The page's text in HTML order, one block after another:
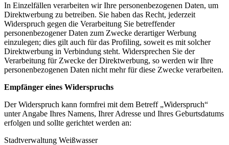
In Einzelfällen verarbeiten wir Ihre personenbezogenen Daten, um
Direktwerbung zu betreiben. Sie haben das Recht, jederzeit
Widerspruch gegen die Verarbeitung Sie betreffender
personenbezogener Daten zum Zwecke derartiger Werbung
einzulegen; dies gilt auch für das Profiling, soweit es mit solcher
Direktwerbung in Verbindung steht. Widersprechen Sie der
Verarbeitung für Zwecke der Direktwerbung, so werden wir Ihre
personenbezogenen Daten nicht mehr für diese Zwecke verarbeiten.
Empfänger eines Widerspruchs
Der Widerspruch kann formfrei mit dem Betreff „Widerspruch“
unter Angabe Ihres Namens, Ihrer Adresse und Ihres Geburtsdatums
erfolgen und sollte gerichtet werden an:
Stadtverwaltung Weißwasser